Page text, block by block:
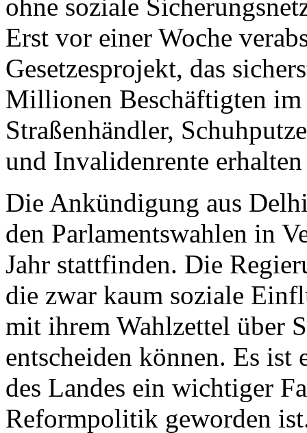
ohne soziale
Erst vor einer Woche
Gesetzesprojekt, das
Millionen Beschäftigten
Straßenhändler,
und Invalidenrente
Die Ankündigung aus
den Parlamentswahlen in
Jahr stattfinden. Die
die zwar kaum soziale
mit ihrem Wahlzettel über
entscheiden können. Es ist
des Landes ein wichtiger
Reformpolitik geworden